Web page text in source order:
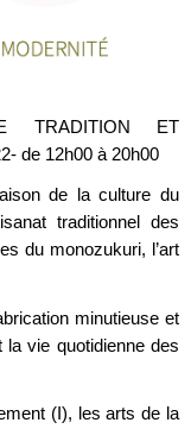
TRADITION ET
de 12h00 à 20h00
de la culture du
traditionnel des
du monozukuri, l’art
minutieuse et
vie quotidienne des
(I), les arts de la